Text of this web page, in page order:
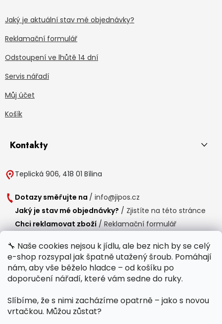
🔧 Naše cookies nejsou k jídlu, ale bez nich by se celý
e-shop rozsypal jak špatně utažený šroub. Pomáhají
nám, aby vše běželo hladce – od košíku po
doporučení nářadí, které vám sedne do ruky.
Slíbíme, že s nimi zacházíme opatrně – jako s novou
vrtačkou. Můžou zůstat?
Jaký je aktuální stav mé objednávky?
Reklamační formulář
Odstoupení ve lhůtě 14 dní
Servis nářadí
Můj účet
Košík
Kontakty
Teplická 906, 418 01 Bílina
Dotazy směřujte na / info@jipos.cz
Jaký je stav mé objednávky? / Zjistíte na této stránce
Chci reklamovat zboží / Reklamační formulář
Provozní doba
Po-Čt / 8:00 - 15:00
Polední přestávka /11:00 - 11:30